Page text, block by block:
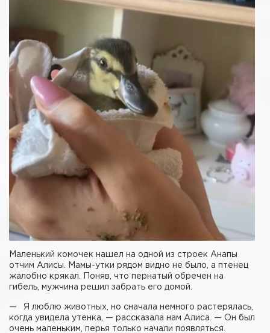
Маленький комочек нашел на одной из строек Анапы
отчим Алисы. Мамы-утки рядом видно не было, а птенец
жалобно крякал. Поняв, что пернатый обречен на
гибель, мужчина решил забрать его домой.
— Я люблю животных, но сначала немного растерялась,
когда увидела утенка, — рассказала нам Алиса. — Он был
очень маленьким, перья только начали появляться.